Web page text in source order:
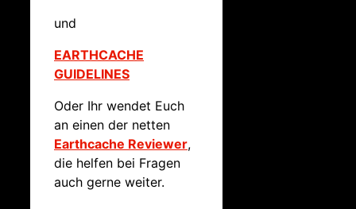
und
EARTHCACHE
GUIDELINES
Oder Ihr wendet Euch
an einen der netten
Earthcache Reviewer,
die helfen bei Fragen
auch gerne weiter.